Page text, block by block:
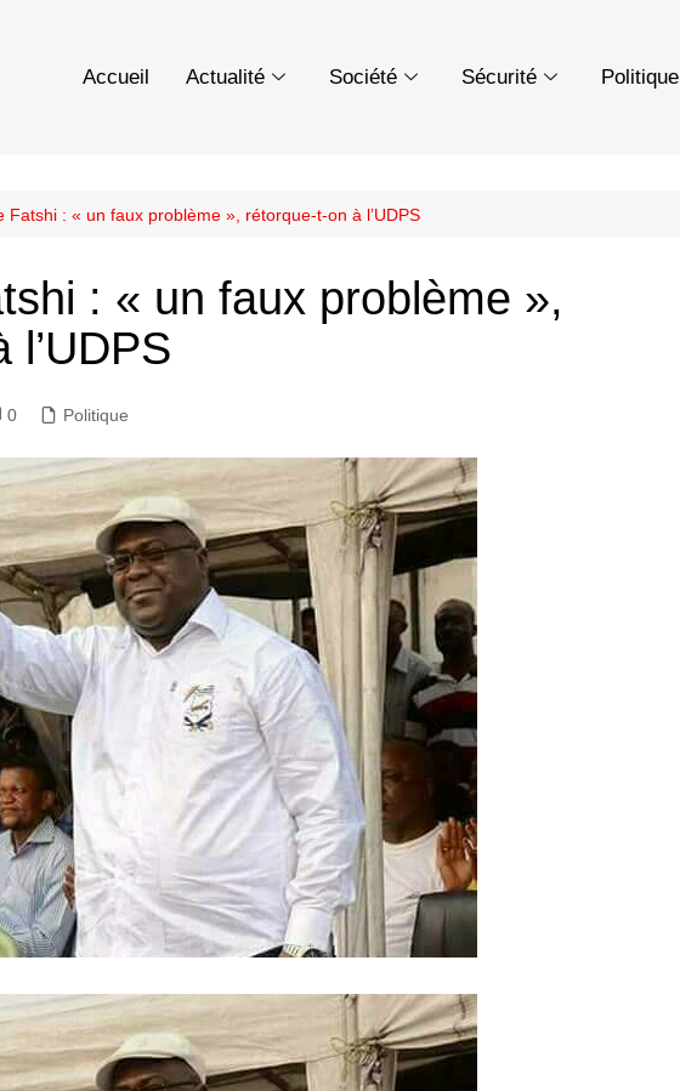
Accueil Actualité Société Sécurité Politique
Fatshi : « un faux problème », rétorque-t-on à l’UDPS
: « un faux problème »,
0 Politique